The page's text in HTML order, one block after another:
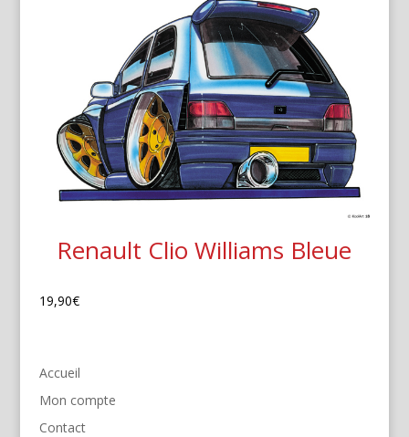
Renault Clio Williams Bleue
19,90€
Accueil
Mon compte
Contact